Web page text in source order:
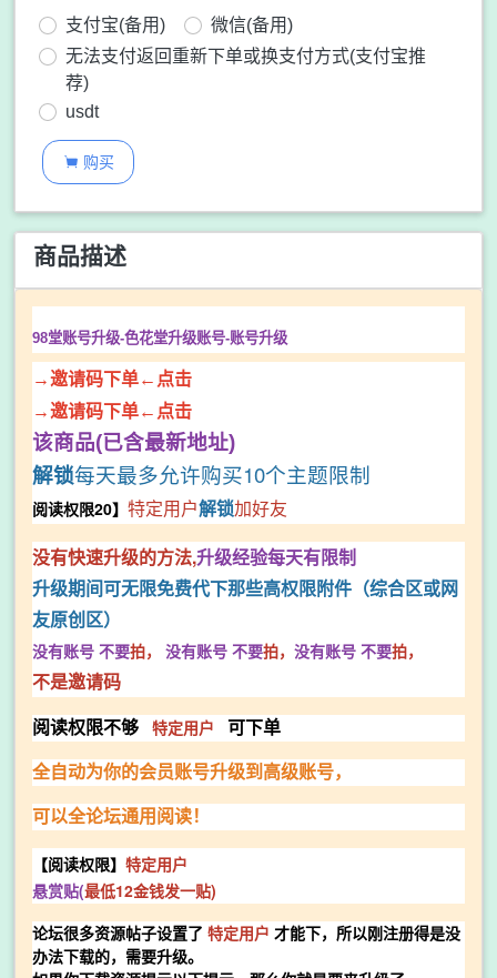
支付宝(备用)
微信(备用)
无法支付返回重新下单或换支付方式(支付宝推
荐)
usdt
 购买
商品描述
98堂账号升级-色花堂升级账号-账号升级
→邀请码下单←点击
→邀请码下单←点击
该商品(已含最新地址)
解锁每天最多允许购买10个主题限制
阅读权限20】 特定用户解锁加好友
没有快速升级的方法,升级经验每天有限制
升级期间可无限免费代下那些高权限附件（综合区或网
友原创区）
没有账号 不要拍， 没有账号 不要拍， 没有账号 不要拍，
不是邀请码
阅读权限不够 特定用户 可下单
全自动为你的会员账号升级到高级账号，
可以全论坛通用阅读！
【阅读权限】 特定用户
悬赏贴(最低12金钱发一贴)
论坛很多资源帖子设置了 特定用户 才能下，所以刚注册得是没
办法下载的，需要升级。